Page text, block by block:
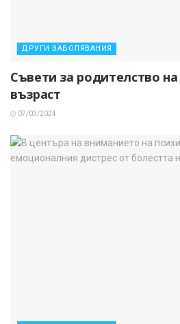
ДРУГИ ЗАБОЛЯВАНИЯ
Съвети за родителство на
възраст
07/03/2024